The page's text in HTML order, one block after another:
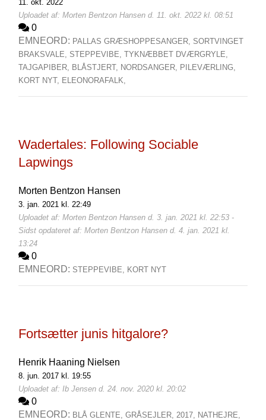
11. okt. 2022
Uploadet af: Morten Bentzon Hansen d. 11. okt. 2022 kl. 08:51
0
EMNEORD: PALLAS GRÆSHOPPESANGER, SORTVINGET
BRAKSVALE, STEPPEVIBE, TYKNÆBBET DVÆRGRYLE,
TAJGAPIBER, BLÅSTJERT, NORDSANGER, PILEVÆRLING,
KORT NYT, ELEONORAFALK,
Wadertales: Following Sociable
Lapwings
Morten Bentzon Hansen
3. jan. 2021 kl. 22:49
Uploadet af: Morten Bentzon Hansen d. 3. jan. 2021 kl. 22:53 -
Sidst opdateret af: Morten Bentzon Hansen d. 4. jan. 2021 kl.
13:24
0
EMNEORD: STEPPEVIBE, KORT NYT
Fortsætter junis hitgalore?
Henrik Haaning Nielsen
8. jun. 2017 kl. 19:55
Uploadet af: Ib Jensen d. 24. nov. 2020 kl. 20:02
0
EMNEORD: BLÅ GLENTE, GRÅSEJLER, 2017, NATHEJRE,